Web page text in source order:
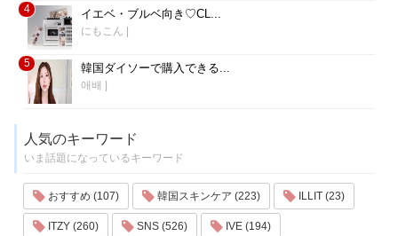
4 イエベ・ブルベ向き♡CL...
にもこん
5 韓国ダイソーで購入できる...
애배
人気のキーワード
いま話題になっているキーワード
おすすめ (107) 韓国スキンケア (223) ILLIT (23)
ITZY (260) SNS (526) IVE (194)